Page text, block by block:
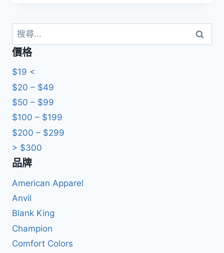
搜
尋
關
鍵
字:
價格
$19 <
$20 – $49
$50 – $99
$100 – $199
$200 – $299
> $300
品牌
American Apparel
Anvil
Blank King
Champion
Comfort Colors